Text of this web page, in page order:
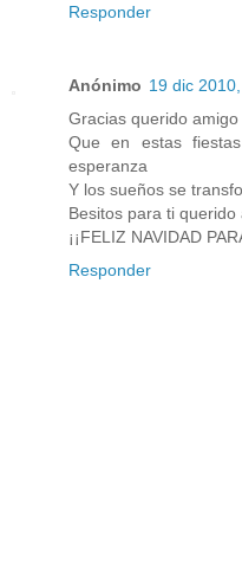
Responder
Anónimo 19 dic
Gracias querido
Que en estas
esperanza
Y los sueños se
Besitos para ti querido
¡¡FELIZ NAVIDAD
Responder